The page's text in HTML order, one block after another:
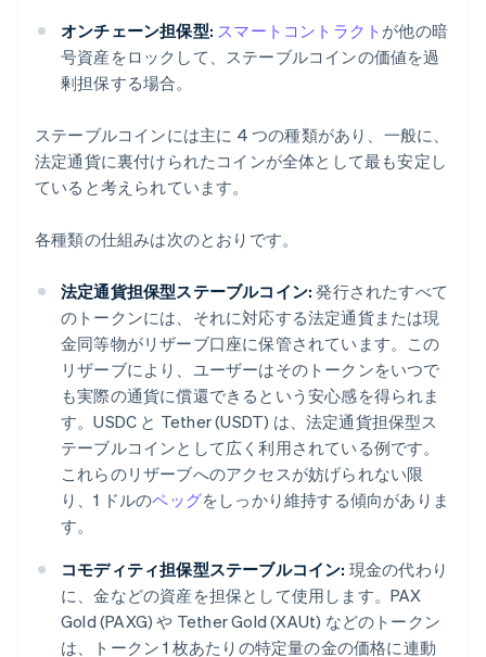
オンチェーン担保型: スマートコントラクト が他の暗
号資産をロックして、ステーブルコインの価値を過
剰担保する場合。
ステーブルコインには主に 4 つの種類があり、一般に、
法定通貨に裏付けられたコインが全体として最も安定し
ていると考えられています。
各種類の仕組みは次のとおりです。
法定通貨担保型ステーブルコイン: 発行されたすべて
のトークンには、それに対応する法定通貨または現
金同等物がリザーブ口座に保管されています。この
リザーブにより、ユーザーはそのトークンをいつで
も実際の通貨に償還できるという安心感を得られま
す。USDC と Tether (USDT) は、法定通貨担保型ス
テーブルコインとして広く利用されている例です。
これらのリザーブへのアクセスが妨げられない限
り、1 ドルのペッグをしっかり維持する傾向がありま
す。
コモディティ担保型ステーブルコイン: 現金の代わり
に、金などの資産を担保として使用します。PAX
Gold (PAXG) や Tether Gold (XAUt) などのトークン
は、トークン 1 枚あたりの特定量の金の価格に連動